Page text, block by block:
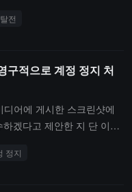
로 제안했습니다. 게임 스
은 대리권 쟁탈전을 시작
게 직접 제출할 것입니다.
전
구적으로 계정 정지 처
어에 게시한 스크린샷에
겠다고 제안한 지 단 이틀
뮤니티에 위험을 초래하고
정지